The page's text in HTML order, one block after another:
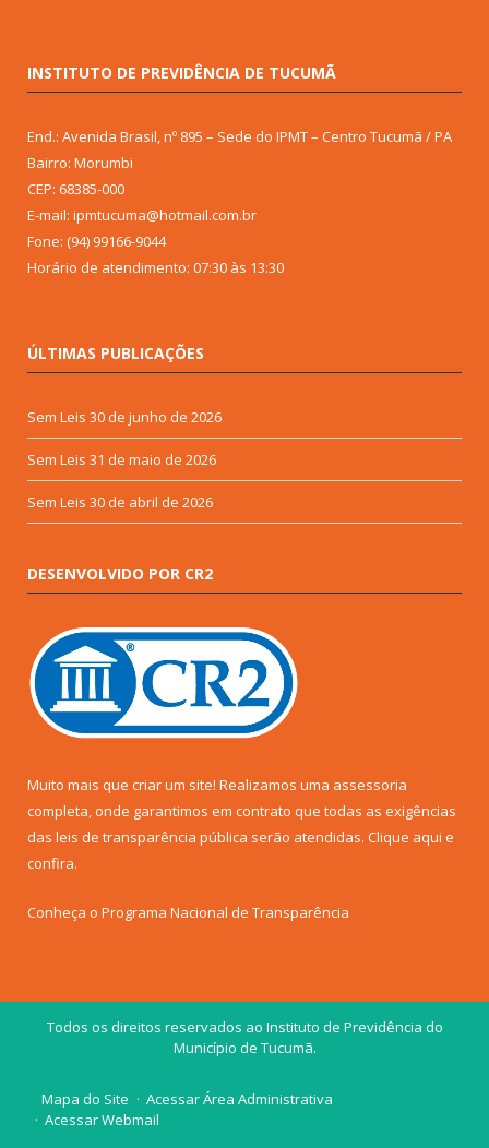
INSTITUTO DE PREVIDÊNCIA DE TUCUMÃ
End.: Avenida Brasil, nº 895 – Sede do IPMT – Centro Tucumã / PA
Bairro: Morumbi
CEP: 68385-000
E-mail: ipmtucuma@hotmail.com.br
Fone: (94) 99166-9044
Horário de atendimento: 07:30 às 13:30
ÚLTIMAS PUBLICAÇÕES
Sem Leis 30 de junho de 2026
Sem Leis 31 de maio de 2026
Sem Leis 30 de abril de 2026
DESENVOLVIDO POR CR2
Muito mais que criar um site! Realizamos uma assessoria
completa, onde garantimos em contrato que todas as exigências
das leis de transparência pública serão atendidas. Clique aqui e
confira.
Conheça o Programa Nacional de Transparência
Todos os direitos reservados ao Instituto de Previdência do
Município de Tucumã.
Mapa do Site
Acessar Área Administrativa
Acessar Webmail